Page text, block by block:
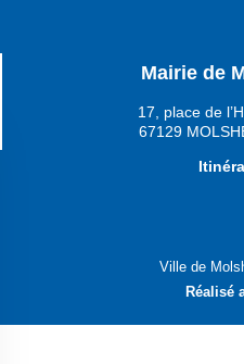
Mairie de
17, place de
67129
Ville de
Réalisé